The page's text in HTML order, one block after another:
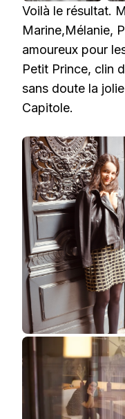
Voilà le résultat.
Marine,Mélanie,
amoureux pour
Petit Prince, clin
sans doute la
Capitole.